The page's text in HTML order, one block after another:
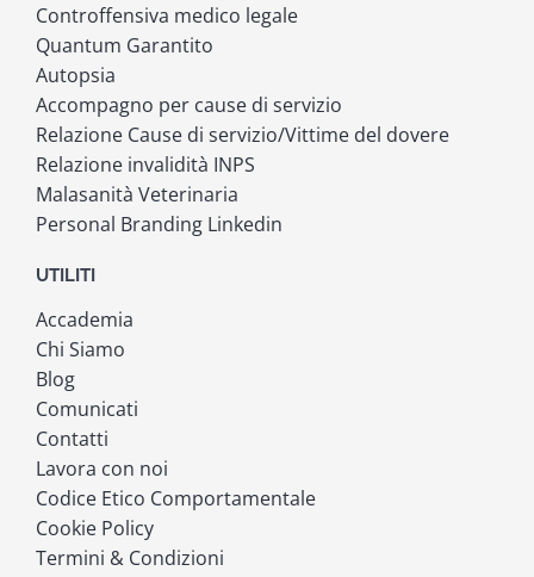
Controffensiva medico legale
Quantum Garantito
Autopsia
Accompagno per cause di servizio
Relazione Cause di servizio/Vittime del dovere
Relazione invalidità INPS
Malasanità Veterinaria
Personal Branding Linkedin
UTILITI
Accademia
Chi Siamo
Blog
Comunicati
Contatti
Lavora con noi
Codice Etico Comportamentale
Cookie Policy
Termini & Condizioni